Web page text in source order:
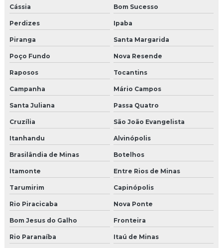
Cássia Bom Sucesso
Perdizes Ipaba
Piranga Santa Margarida
Poço Fundo Nova Resende
Raposos Tocantins
Campanha Mário Campos
Santa Juliana Passa Quatro
Cruzília São João Evangelista
Itanhandu Alvinópolis
Brasilândia de Minas Botelhos
Itamonte Entre Rios de Minas
Tarumirim Capinópolis
Rio Piracicaba Nova Ponte
Bom Jesus do Galho Fronteira
Rio Paranaíba Itaú de Minas